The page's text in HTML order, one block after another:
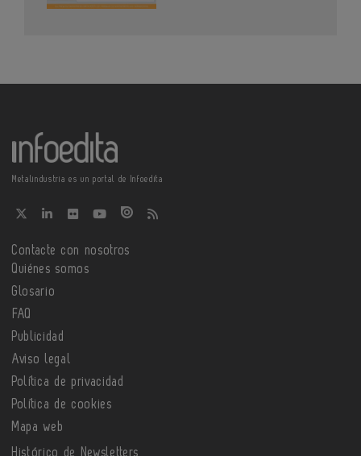
Metalindustria es un portal de Infoedita
Contacte con nosotros
Quiénes somos
Glosario
FAQ
Publicidad
Aviso legal
Política de privacidad
Política de cookies
Mapa web
Histórico de Newsletters